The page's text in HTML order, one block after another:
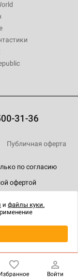
31-36
по согласию
офертой
Публичная оферта
Войти
и файлы куки.